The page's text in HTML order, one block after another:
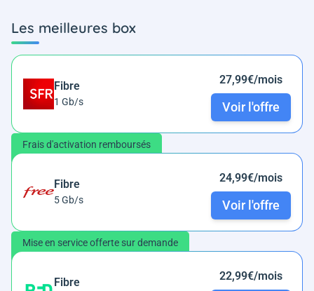
Les meilleures box
Fibre
1 Gb/s
27,99€/mois
Voir l'offre
Frais d'activation remboursés
Fibre
5 Gb/s
24,99€/mois
Voir l'offre
Mise en service offerte sur demande
Fibre 22,99€/mois